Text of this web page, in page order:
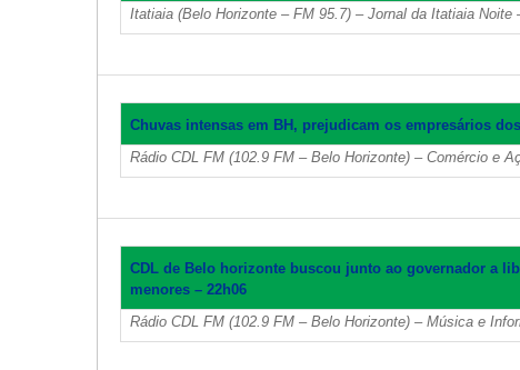
Itatiaia (Belo Horizonte – FM 95.7) – Jornal da Itatiaia Noite
Chuvas intensas em BH, prejudicam os empresários
Rádio CDL FM (102.9 FM – Belo Horizonte) – Comércio e
CDL de Belo horizonte buscou junto ao governador a
menores – 22h06
Rádio CDL FM (102.9 FM – Belo Horizonte) – Música e